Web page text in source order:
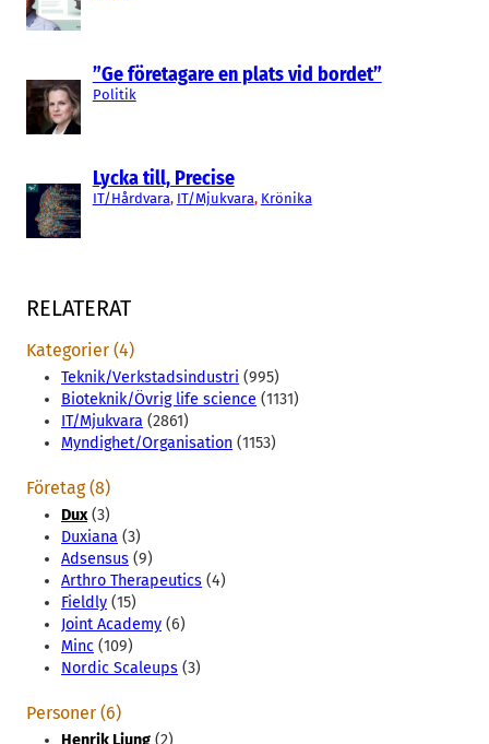
”Ge företagare en plats vid bordet”
Politik
Lycka till, Precise
IT/Hårdvara, IT/Mjukvara, Krönika
RELATERAT
Kategorier (4)
Teknik/Verkstadsindustri (995)
Bioteknik/Övrig life science (1131)
IT/Mjukvara (2861)
Myndighet/Organisation (1153)
Företag (8)
Dux(3)
Duxiana (3)
Adsensus (9)
Arthro Therapeutics (4)
Fieldly (15)
Joint Academy (6)
Minc (109)
Nordic Scaleups (3)
Personer (6)
Henrik Ljung (2)